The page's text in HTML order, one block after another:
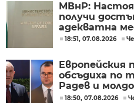
МВнР:
получи
адекватна
18:51, 07.08.2026
Европейския
обсъдиха по
Радев и
Тофан
18:50, 07.08.2026